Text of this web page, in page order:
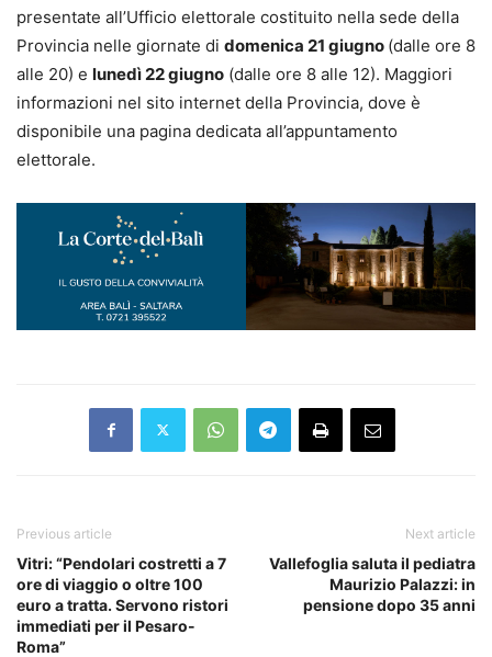
presentate all’Ufficio elettorale costituito nella sede della
Provincia nelle giornate di domenica 21 giugno (dalle ore 8
alle 20) e lunedì 22giugno (dalle ore 8 alle 12). Maggiori
informazioni nel sito internet della Provincia, dove è
disponibile una pagina dedicata all’appuntamento
elettorale.
Previous article
Vitri: “Pendolari costretti a 7
ore di viaggio o oltre 100
euro a tratta. Servono ristori
immediati per il Pesaro-
Roma”
Next article
Vallefoglia saluta il pediatra
Maurizio Palazzi: in
pensione dopo 35 anni